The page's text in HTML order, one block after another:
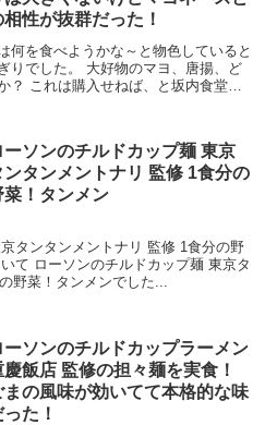
相性が抜群だった！
何を食べようかな～と物色していると
りでした。 大好物のマヨ、唐揚、ど
？ これは購入せねば、と坂内食堂監
ーソンのチルドカップ麺 東京
ンタンメントナリ 監修 1食分の
菜！タンメン
タンタンメントナリ 監修 1食分の野
東京タ
野菜！タンメンでした...
ーソンのチルドカップラーメン
慶飯店 監修の担々麺を実食！
まの風味が効いてて本格的な味
った！